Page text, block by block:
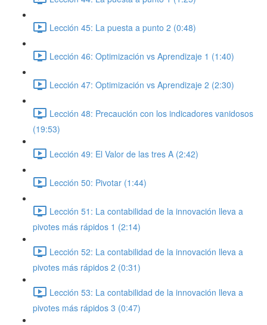
Lección 45: La puesta a punto 2 (0:48)
Lección 46: Optimización vs Aprendizaje 1 (1:40)
Lección 47: Optimización vs Aprendizaje 2 (2:30)
Lección 48: Precaución con los indicadores vanidosos
(19:53)
Lección 49: El Valor de las tres A (2:42)
Lección 50: Pivotar (1:44)
Lección 51: La contabilidad de la innovación lleva a
pivotes más rápidos 1 (2:14)
Lección 52: La contabilidad de la innovación lleva a
pivotes más rápidos 2 (0:31)
Lección 53: La contabilidad de la innovación lleva a
pivotes más rápidos 3 (0:47)